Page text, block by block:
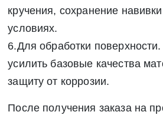
кручения, сохранение
условиях.
6.Для обработки
усилить базовые качества
защиту от коррозии.
После получения заказа на
* - обязательные поля для заполнения
Отправить
Нажимая на кнопку «Отправить